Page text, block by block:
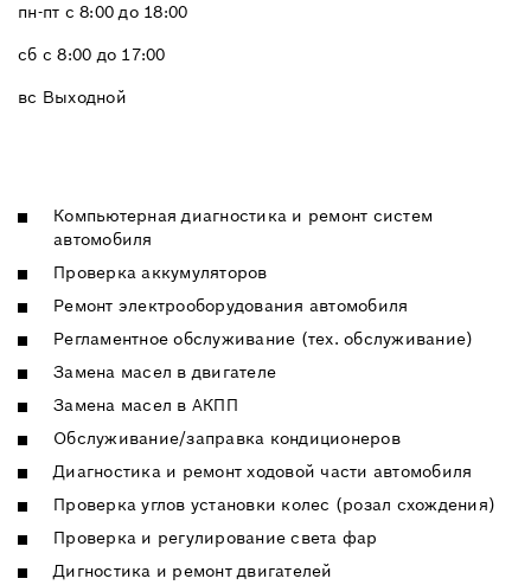
пн-пт с 8:00 до 18:00
сб с 8:00 до 17:00
вс Выходной
Компьютерная диагностика и ремонт систем
автомобиля
Проверка аккумуляторов
Ремонт электрооборудования автомобиля
Регламентное обслуживание (тех. обслуживание)
Замена масел в двигателе
Замена масел в АКПП
Обслуживание/заправка кондиционеров
Диагностика и ремонт ходовой части автомобиля
Проверка углов установки колес (розал схождения)
Проверка и регулирование света фар
Дигностика и ремонт двигателей